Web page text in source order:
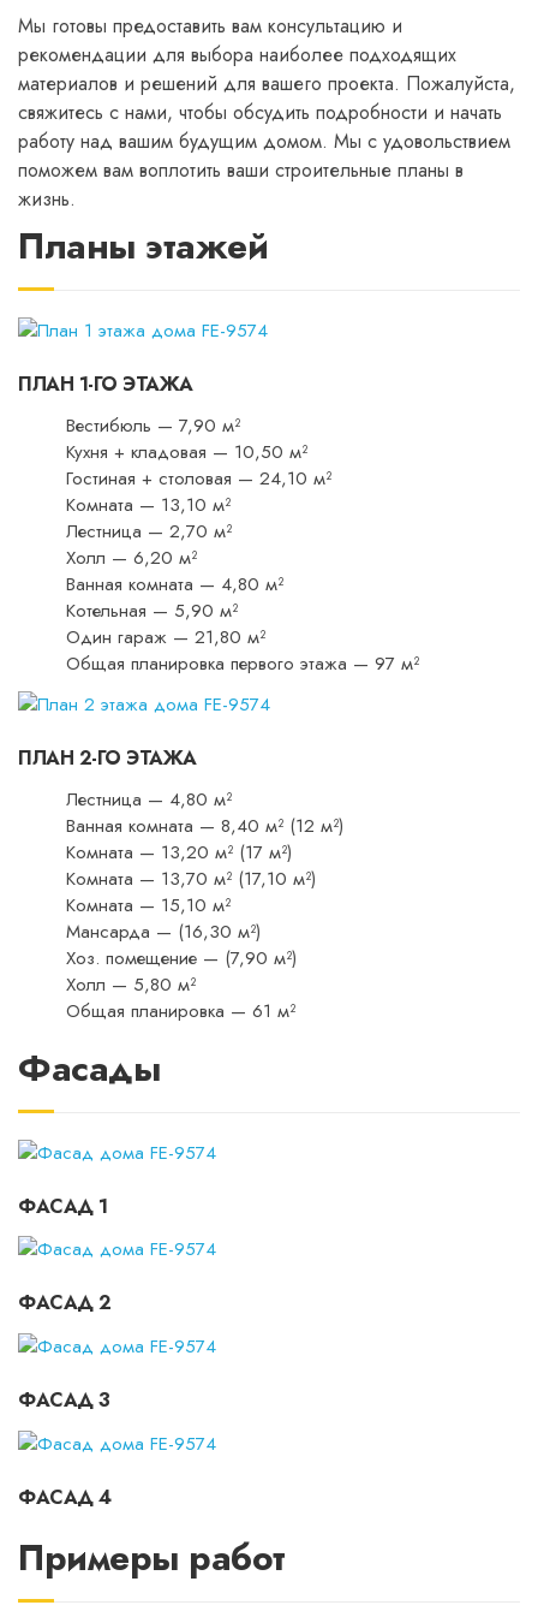
Мы готовы предоставить вам консультацию и
рекомендации для выбора наиболее подходящих
материалов и решений для вашего проекта. Пожалуйста,
свяжитесь с нами, чтобы обсудить подробности и начать
работу над вашим будущим домом. Мы с удовольствием
поможем вам воплотить ваши строительные планы в
жизнь.
Планы этажей
ПЛАН 1-ГО ЭТАЖА
Вестибюль — 7,90 м²
Кухня + кладовая — 10,50 м²
Гостиная + столовая — 24,10 м²
Комната — 13,10 м²
Лестница — 2,70 м²
Холл — 6,20 м²
Ванная комната — 4,80 м²
Котельная — 5,90 м²
Один гараж — 21,80 м²
Общая планировка первого этажа — 97 м²
ПЛАН 2-ГО ЭТАЖА
Лестница — 4,80 м²
Ванная комната — 8,40 м² (12 м²)
Комната — 13,20 м² (17 м²)
Комната — 13,70 м² (17,10 м²)
Комната — 15,10 м²
Мансарда — (16,30 м²)
Хоз. помещение — (7,90 м²)
Холл — 5,80 м²
Общая планировка — 61 м²
Фасады
ФАСАД 1
ФАСАД 2
ФАСАД 3
ФАСАД 4
Примеры работ